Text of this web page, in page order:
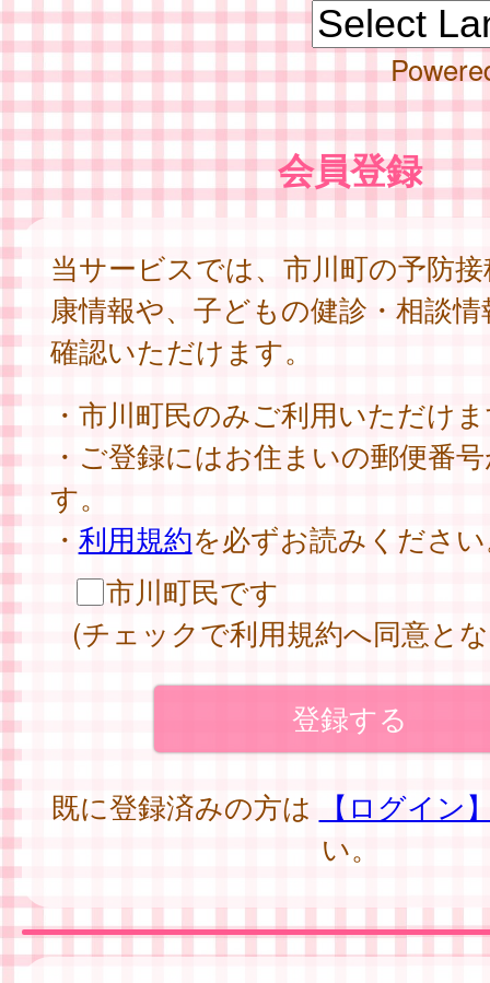
会員登録
当サービスでは、市川町の予防
康情報や、子どもの健診・相談
確認いただけます。
・市川町民のみご利用いただけ
・ご登録にはお住まいの郵便番
す。
・ 利用規約を必ずお読みくださ
市川町民です
(チェックで利用規約へ同意と
既に登録済みの方は
【ログイン
い。